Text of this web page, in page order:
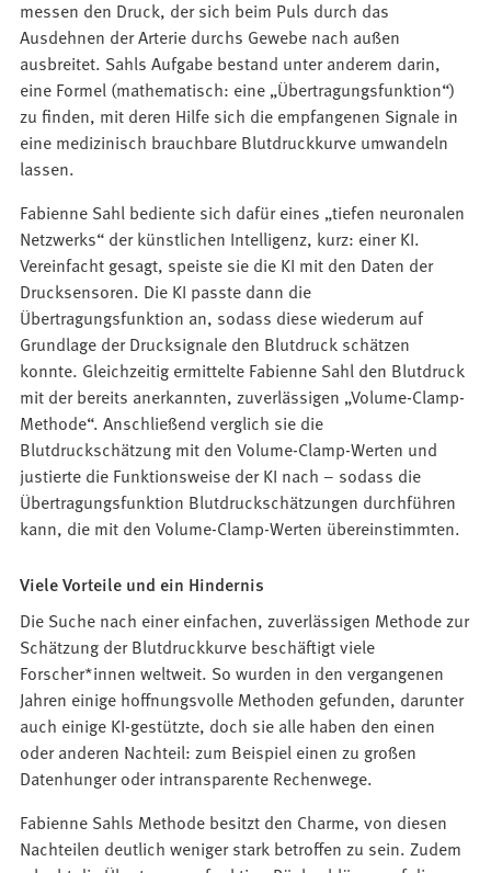
messen den Druck, der sich beim Puls durch das
Ausdehnen der Arterie durchs Gewebe nach außen
ausbreitet. Sahls Aufgabe bestand unter anderem darin,
eine Formel (mathematisch: eine „Übertragungsfunktion“)
zu finden, mit deren Hilfe sich die empfangenen Signale in
eine medizinisch brauchbare Blutdruckkurve umwandeln
lassen.
Fabienne Sahl bediente sich dafür eines „tiefen neuronalen
Netzwerks“ der künstlichen Intelligenz, kurz: einer KI.
Vereinfacht gesagt, speiste sie die KI mit den Daten der
Drucksensoren. Die KI passte dann die
Übertragungsfunktion an, sodass diese wiederum auf
Grundlage der Drucksignale den Blutdruck schätzen
konnte. Gleichzeitig ermittelte Fabienne Sahl den Blutdruck
mit der bereits anerkannten, zuverlässigen „Volume-Clamp-
Methode“. Anschließend verglich sie die
Blutdruckschätzung mit den Volume-Clamp-Werten und
justierte die Funktionsweise der KI nach – sodass die
Übertragungsfunktion Blutdruckschätzungen durchführen
kann, die mit den Volume-Clamp-Werten übereinstimmten.
Viele Vorteile und ein Hindernis
Die Suche nach einer einfachen, zuverlässigen Methode zur
Schätzung der Blutdruckkurve beschäftigt viele
Forscher*innen weltweit. So wurden in den vergangenen
Jahren einige hoffnungsvolle Methoden gefunden, darunter
auch einige KI-gestützte, doch sie alle haben den einen
oder anderen Nachteil: zum Beispiel einen zu großen
Datenhunger oder intransparente Rechenwege.
Fabienne Sahls Methode besitzt den Charme, von diesen
Nachteilen deutlich weniger stark betroffen zu sein. Zudem